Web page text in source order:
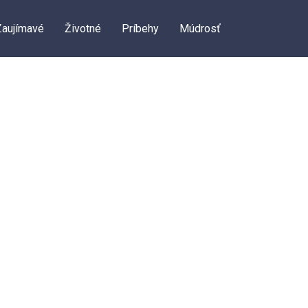
Životné Príbehy Múdrosť